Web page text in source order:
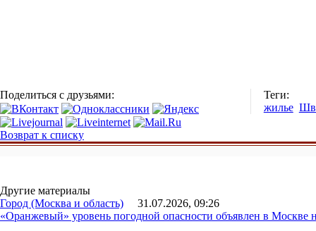
Поделиться с друзьями:
Теги:
жилье
Возврат к списку
Другие материалы
Город (Москва и область) 31.07.2026, 09:26
«Оранжевый» уровень погодной опасности объявлен в Москве